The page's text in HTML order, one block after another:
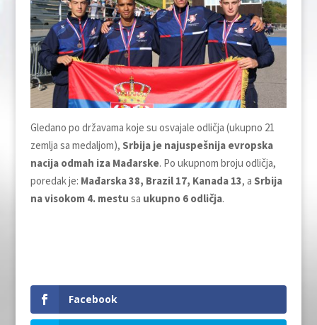
Gledano po državama koje su osvajale odličja (ukupno 21
zemlja sa medaljom), Srbija je najuspešnija evropska
nacija odmah iza Mađarske. Po ukupnom broju odličja,
poredak je: Mađarska 38, Brazil 17, Kanada 13, a Srbija
na visokom 4. mestu sa ukupno 6 odličja.
Facebook